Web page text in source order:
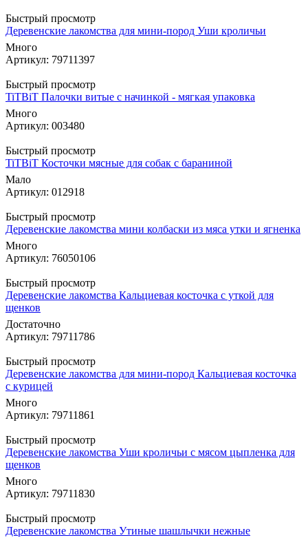
Быстрый просмотр
Деревенские лакомства для мини-пород Уши кроличьи
Много
Артикул: 79711397
Быстрый просмотр
TiTBiT Палочки витые с начинкой - мягкая упаковка
Много
Артикул: 003480
Быстрый просмотр
TiTBiT Косточки мясные для собак с бараниной
Мало
Артикул: 012918
Быстрый просмотр
Деревенские лакомства мини колбаски из мяса утки и ягненка
Много
Артикул: 76050106
Быстрый просмотр
Деревенские лакомства Кальциевая косточка с уткой для
щенков
Достаточно
Артикул: 79711786
Быстрый просмотр
Деревенские лакомства для мини-пород Кальциевая косточка
с курицей
Много
Артикул: 79711861
Быстрый просмотр
Деревенские лакомства Уши кроличьи с мясом цыпленка для
щенков
Много
Артикул: 79711830
Быстрый просмотр
Деревенские лакомства Утиные шашлычки нежные